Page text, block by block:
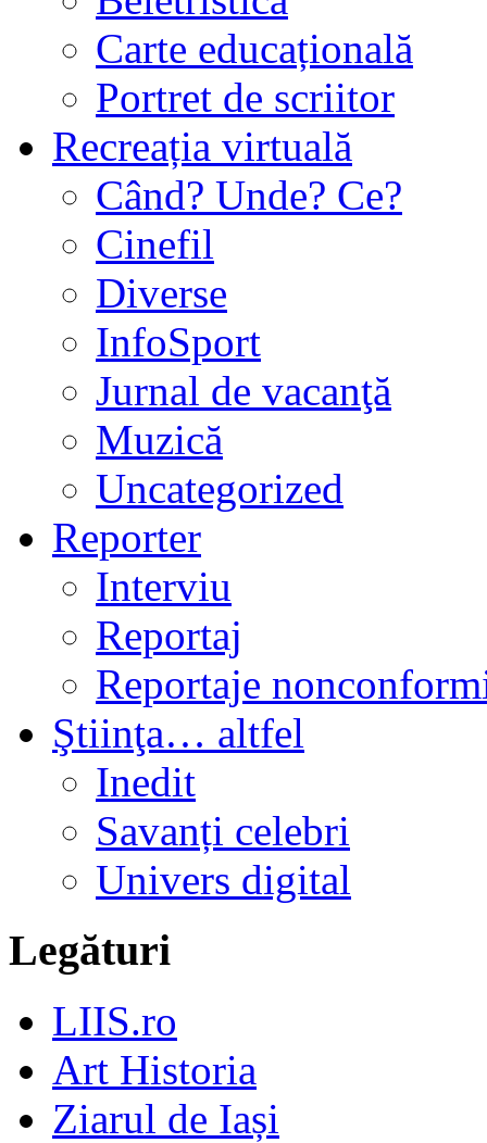
Carte educațională
Portret de scriitor
Recreația virtuală
Când? Unde? Ce?
Cinefil
Diverse
InfoSport
Jurnal de vacanţă
Muzică
Uncategorized
Reporter
Interviu
Reportaj
Reportaje
Ştiinţa… altfel
Inedit
Savanți celebri
Univers digital
Legături
LIIS.ro
Art Historia
Ziarul de Iași